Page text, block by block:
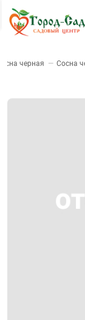
черная — Сосна